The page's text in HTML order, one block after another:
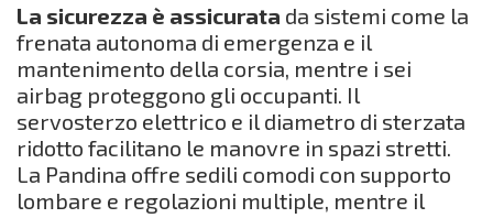
La sicurezza è assicurata da sistemi come la
frenata autonoma di emergenza e il
mantenimento della corsia, mentre i sei
airbag proteggono gli occupanti. Il
servosterzo elettrico e il diametro di sterzata
ridotto facilitano le manovre in spazi stretti.
La Pandina offre sedili comodi con supporto
lombare e regolazioni multiple, mentre il